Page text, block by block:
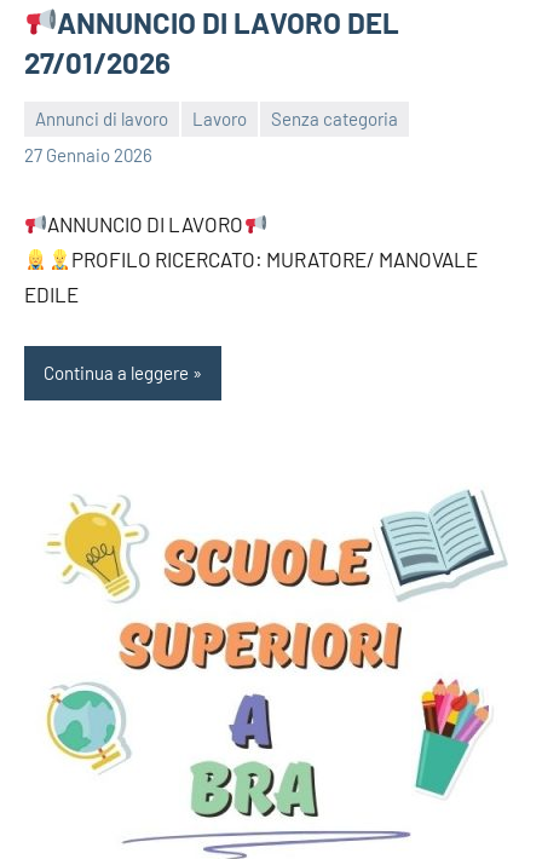
ANNUNCIO DI LAVORO DEL
27/01/2026
Annunci di lavoro Lavoro
Senza categoria
27 Gennaio 2026
bragiovani
ANNUNCIO DI LAVORO
PROFILO RICERCATO: MURATORE/ MANOVALE
EDILE
Continua a leggere